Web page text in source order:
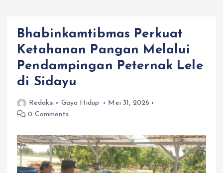
Bhabinkamtibmas Perkuat
Ketahanan Pangan Melalui
Pendampingan Peternak Lele
di Sidayu
Redaksi Gaya Hidup
Mei 31, 2026
0 Comments